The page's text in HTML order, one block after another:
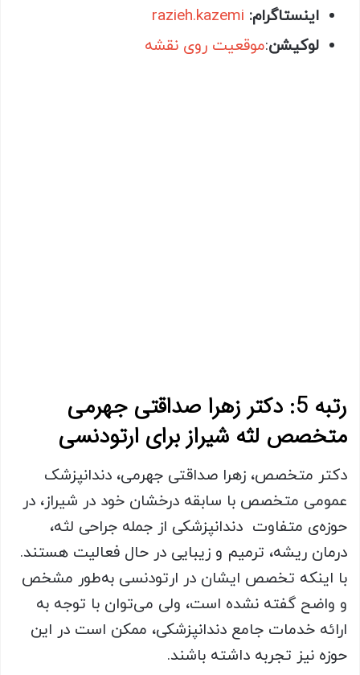
اینستاگرام: razieh.kazemi
لوکیشن:موقعیت روی نقشه
رتبه 5: دکتر زهرا صداقتی جهرمی
متخصص لثه شیراز برای ارتودنسی
دکتر متخصص، زهرا صداقتی جهرمی، دندانپزشک
عمومی متخصص با سابقه درخشان خود در شیراز، در
حوزه‌ی متفاوت دندانپزشکی از جمله جراحی لثه،
درمان ریشه، ترمیم و زیبایی در حال فعالیت هستند.
با اینکه تخصص ایشان در ارتودنسی به‌طور مشخص
و واضح گفته نشده است، ولی می‌توان با توجه به
ارائه خدمات جامع دندانپزشکی، ممکن است در این
حوزه نیز تجربه داشته باشند.